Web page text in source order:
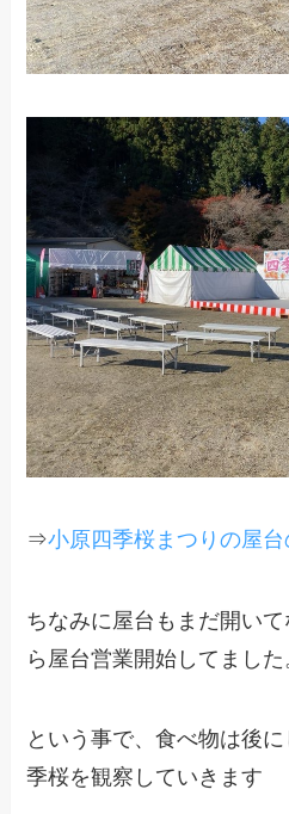
⇒小原四季桜まつりの屋
ちなみに屋台もまだ開い
ら屋台営業開始してました
という事で、食べ物は後
季桜を観察していきます